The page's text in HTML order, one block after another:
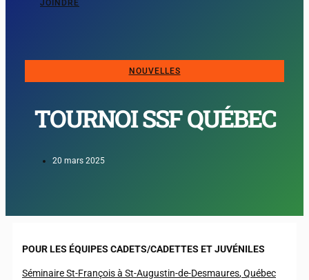
JOINDRE
NOUVELLES
TOURNOI SSF QUÉBEC
20 mars 2025
POUR LES ÉQUIPES CADETS/CADETTES ET JUVÉNILES
SéminaireSt-Françoisà St-Augustin-de-Desmaures, Québec